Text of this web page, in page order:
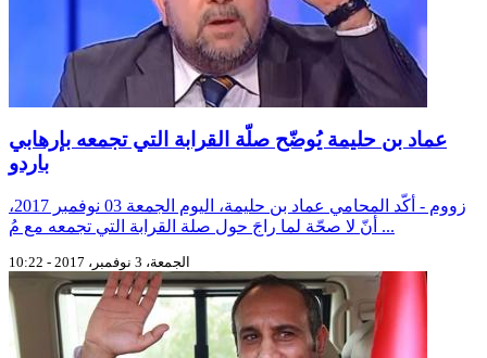
عماد بن حليمة يُوضّح صلّة القرابة التي تجمعه بإرهابي
باردو
زووم - أكّد المحامي عماد بن حليمة، اليوم الجمعة 03 نوفمبر 2017،
أنّ لا صحّة لما راجَ حول صلة القرابة التي تجمعه مع مُ ...
الجمعة، 3 نوفمبر، 2017 - 10:22